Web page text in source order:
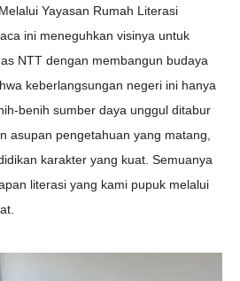
Yayasan Rumah Literasi
ini meneguhkan visinya untuk
NTT dengan membangun budaya
keberlangsungan negeri ini hanya
benih sumber daya unggul ditabur
asupan pengetahuan yang matang,
karakter yang kuat. Semuanya
literasi yang kami pupuk melalui